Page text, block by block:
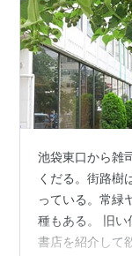
池袋東口から雑
くだる。街路樹
っている。常緑
種もある。 旧
書店を紹介して